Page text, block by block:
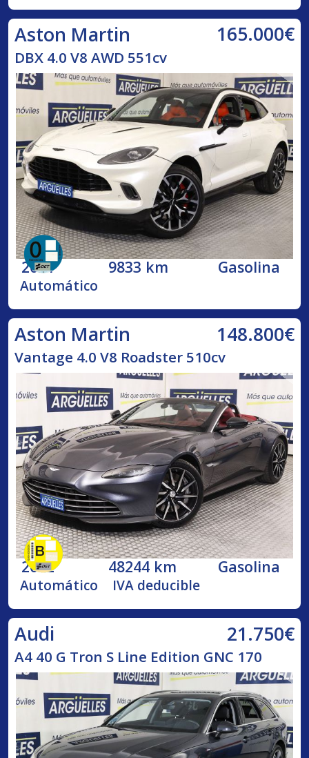
Aston Martin 165.000€
DBX 4.0 V8 AWD 551cv
2021 9833 km Gasolina
Automático
Aston Martin 148.800€
Vantage 4.0 V8 Roadster 510cv
2022 48244 km Gasolina
Automático IVA deducible
Audi 21.750€
A4 40 G Tron S Line Edition GNC 170